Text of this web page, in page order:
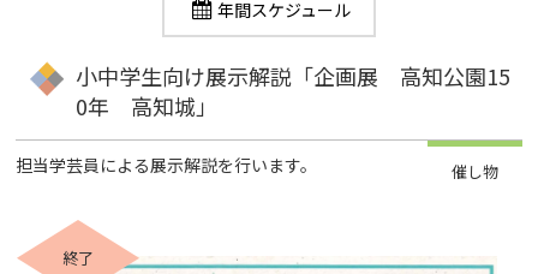
年間スケジュール
小中学生向け展示解説「企画展 高知公園15
0年 高知城」
担当学芸員による展示解説を行います。 催し物
終了